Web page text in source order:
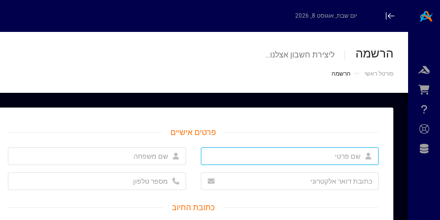
Minimize Menu
יום שבת, אוגוסט 8, 2026
level_2_106
הרשמה ליצירת חשבון אצלנו...
פורטל ראשי הרשמה
פרטים אישיים
כתובת החיוב